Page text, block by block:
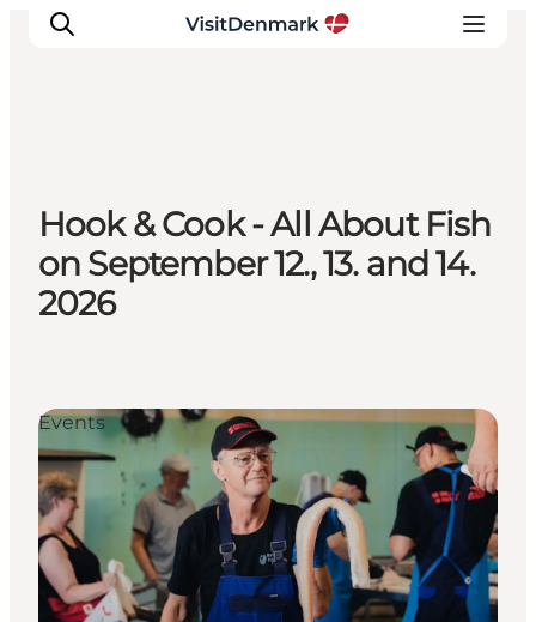
Ispirazioni
Dove andare
Cosa fare
Dove dormire
Hook & Cook - All About Fish
on September 12., 13. and 14.
2026
Events